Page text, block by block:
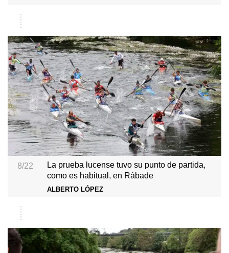
8/22
La prueba lucense tuvo su punto de partida,
como es habitual, en Rábade
ALBERTO LÓPEZ